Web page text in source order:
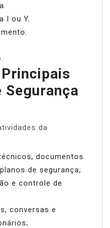
I ou Y.
da
documentos
de segurança;
e controle de
conversas e